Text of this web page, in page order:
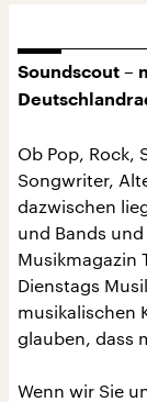
Soundscout –
Ob Pop, Rock,
Songwriter,
dazwischen
und Bands
Musikmagazin
Dienstags
musikalischen
glauben, dass
Wenn wir Sie